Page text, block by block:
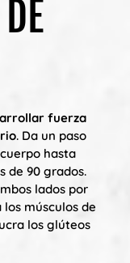
fuerza
. Da un paso
hasta
de 90 grados.
lados por
músculos de
los glúteos